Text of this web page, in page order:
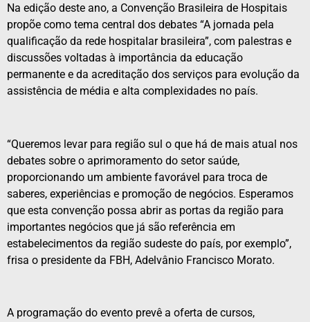
Na edição deste ano, a Convenção Brasileira de Hospitais
propõe como tema central dos debates “A jornada pela
qualificação da rede hospitalar brasileira”, com palestras e
discussões voltadas à importância da educação
permanente e da acreditação dos serviços para evolução da
assistência de média e alta complexidades no país.
“Queremos levar para região sul o que há de mais atual nos
debates sobre o aprimoramento do setor saúde,
proporcionando um ambiente favorável para troca de
saberes, experiências e promoção de negócios. Esperamos
que esta convenção possa abrir as portas da região para
importantes negócios que já são referência em
estabelecimentos da região sudeste do país, por exemplo”,
frisa o presidente da FBH, Adelvânio Francisco Morato.
A programação do evento prevê a oferta de cursos,